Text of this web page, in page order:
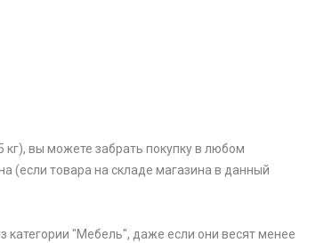
вы можете забрать покупку в любом
(если товара на складе магазина в данный
категории "Мебель", даже если они весят менее